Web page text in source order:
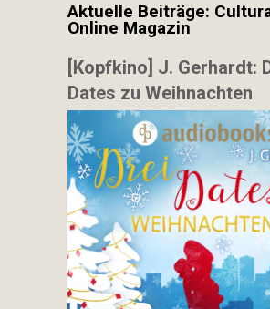
Aktuelle Beiträge:
Online Magazin
[Kopfkino] J. Gerhardt:
Dates zu Weihnachten